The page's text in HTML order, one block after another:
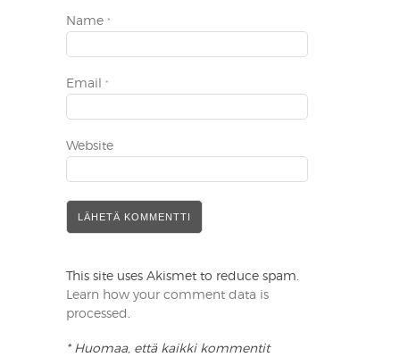
Name *
Email *
Website
This site uses Akismet to reduce spam.
Learn how your comment data is
processed
* Huomaa, että kaikki kommentit